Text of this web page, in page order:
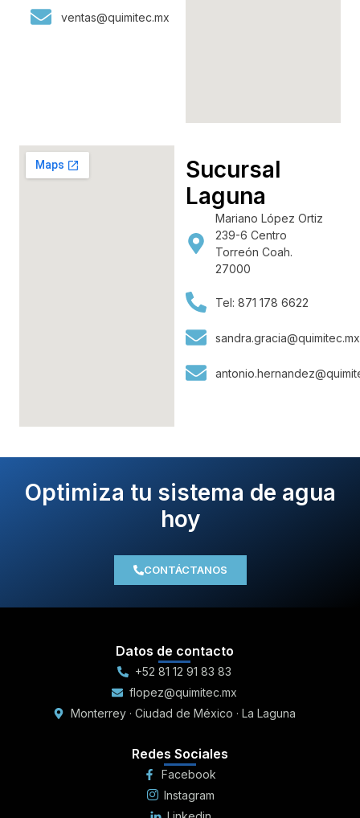
ventas@quimitec.mx
Sucursal
Laguna
Mariano López Ortiz
239-6 Centro
Torreón Coah.
27000
Tel: 871 178 6622
sandra.gracia@quimitec.mx
Optimiza tu sistema de agua
hoy
CONTÁCTANOS
Datos de contacto
+52 81 12 91 83 83
flopez@quimitec.mx
Monterrey · Ciudad de México · La Laguna
Redes Sociales
Facebook
Instagram